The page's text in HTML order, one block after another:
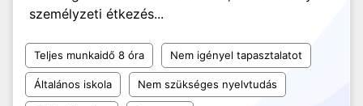
személyzeti étkezés...
Teljes munkaidő 8 óra Nem igényel tapasztalatot
Általános iskola Nem szükséges nyelvtudás